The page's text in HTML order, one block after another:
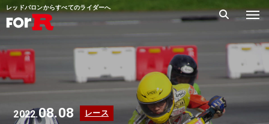
レッドバロンからすべてのライダーへ
2022.08.08 レース